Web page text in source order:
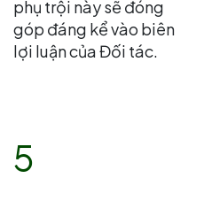
phụ trội này sẽ đóng
góp đáng kể vào biên
lợi luận của Đối tác.
5